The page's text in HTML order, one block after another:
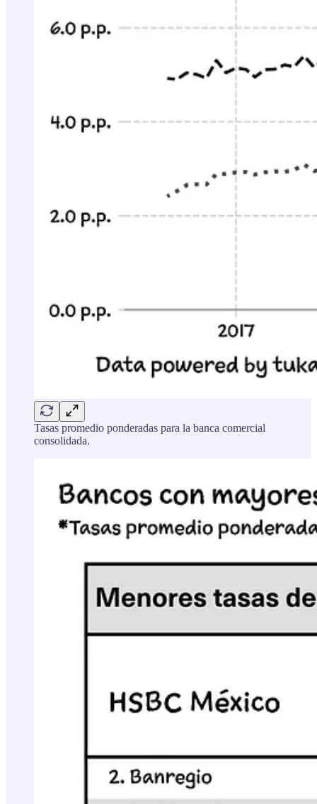
Tasas promedio ponderadas para la banca comercial
consolidada.